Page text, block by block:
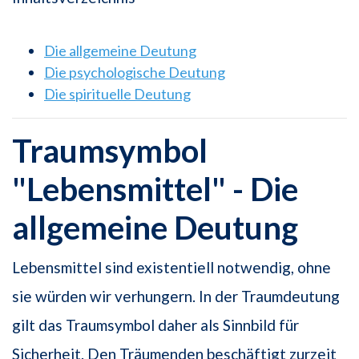
Die allgemeine Deutung
Die psychologische Deutung
Die spirituelle Deutung
Traumsymbol
"Lebensmittel" - Die
allgemeine Deutung
Lebensmittel sind existentiell notwendig, ohne
sie würden wir verhungern. In der Traumdeutung
gilt das Traumsymbol daher als Sinnbild für
Sicherheit. Den Träumenden beschäftigt zurzeit